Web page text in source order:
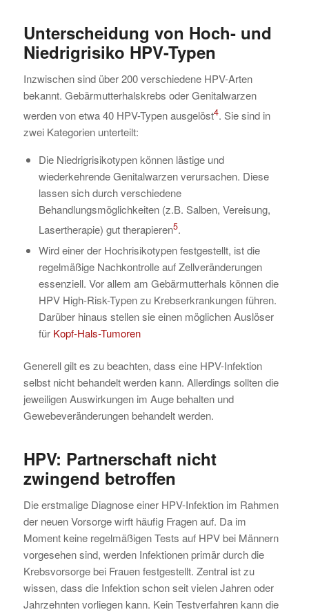
Unterscheidung von Hoch- und
Niedrigrisiko HPV-Typen
Inzwischen sind über 200 verschiedene HPV-Arten
bekannt. Gebärmutterhalskrebs oder Genitalwarzen
werden von etwa 40 HPV-Typen ausgelöst4. Sie sind in
zwei Kategorien unterteilt:
Die Niedrigrisikotypen können lästige und
wiederkehrende Genitalwarzen verursachen. Diese
lassen sich durch verschiedene
Behandlungsmöglichkeiten (z.B. Salben, Vereisung,
Lasertherapie) gut therapieren5.
Wird einer der Hochrisikotypen festgestellt, ist die
regelmäßige Nachkontrolle auf Zellveränderungen
essenziell. Vor allem am Gebärmutterhals können die
HPV High-Risk-Typen zu Krebserkrankungen führen.
Darüber hinaus stellen sie einen möglichen Auslöser
für Kopf-Hals-Tumoren
Generell gilt es zu beachten, dass eine HPV-Infektion
selbst nicht behandelt werden kann. Allerdings sollten die
jeweiligen Auswirkungen im Auge behalten und
Gewebeveränderungen behandelt werden.
HPV: Partnerschaftnicht
zwingend betroffen
Die erstmalige Diagnose einer HPV-Infektion im Rahmen
der neuen Vorsorge wirft häufig Fragen auf. Da im
Moment keine regelmäßigen Tests auf HPV bei Männern
vorgesehen sind, werden Infektionen primär durch die
Krebsvorsorge bei Frauen festgestellt. Zentral ist zu
wissen, dass die Infektion schon seit vielen Jahren oder
Jahrzehnten vorliegen kann. Kein Testverfahren kann die